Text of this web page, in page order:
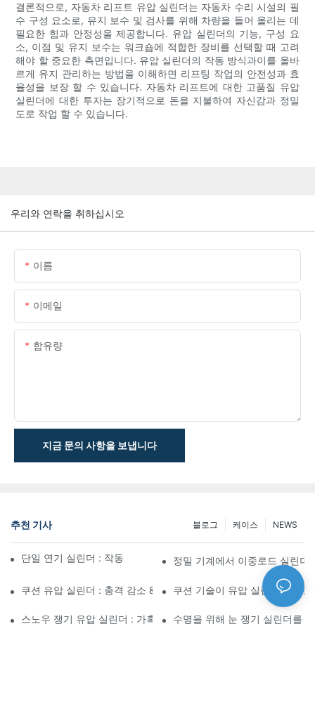
결론적으로, 자동차 리프트 유압 실린더는 자동차 수리 시설의 필
수 구성 요소로, 유지 보수 및 검사를 위해 차량을 들어 올리는 데
필요한 힘과 안정성을 제공합니다. 유압 실린더의 기능, 구성 요
소, 이점 및 유지 보수는 워크숍에 적합한 장비를 선택할 때 고려
해야 할 중요한 측면입니다. 유압 실린더의 작동 방식과이를 올바
르게 유지 관리하는 방법을 이해하면 리프팅 작업의 안전성과 효
율성을 보장 할 수 있습니다. 자동차 리프트에 대한 고품질 유압
실린더에 대한 투자는 장기적으로 돈을 지불하여 자신감과 정밀
도로 작업 할 수 있습니다.
우리와 연락을 취하십시오
이름
이메일
함유량
지금 문의 사항을 보냅니다
추천 기사 NEWS
케이스
블로그
단일 연기 실린더 : 작동 방식 & 공통 응용 프로그램정밀 기계에서 이중로드 실린더
쿠션 유압 실린더 : 충격 감소 & 수명 연장쿠션 기술이 유압 실린더 성능
스노우 쟁기 유압 실린더 : 가혹한 겨울 조건을위한 주요 기능
수명을 위해 눈 쟁기 실린더를